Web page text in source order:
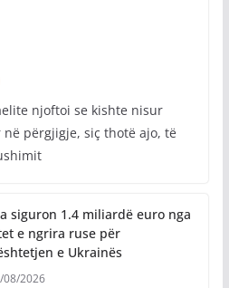
njoftoi se kishte nisur
përgjigje, siç thotë ajo, të
siguron 1.4 miliardë euro nga
e ngrira ruse për
e Ukrainës
08/2026